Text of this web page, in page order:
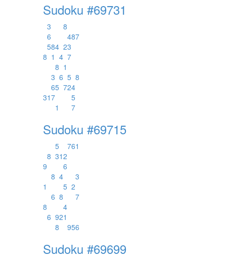
Sudoku #69731
3
8
6
487
584 23
8 1 4 7
8 1
3 6 5 8
65 724
317
5
1
7
Sudoku #69715
5 761
8 312
9
6
8 4
3
1
5 2
6 8
7
8
4
6 921
8
956
Sudoku #69699